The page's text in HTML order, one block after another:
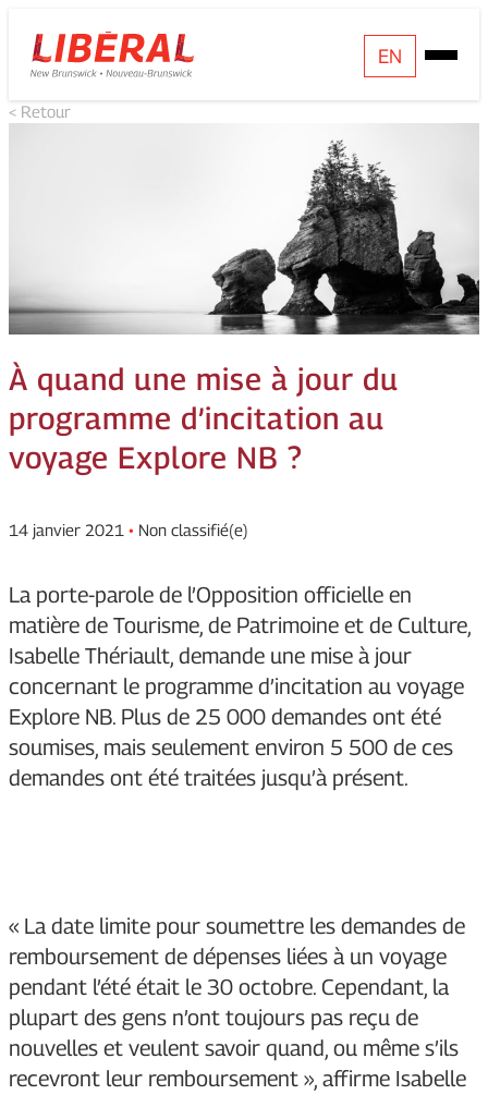
Skip
to
content
Homepage
Link
EN
Open
Mobile
Menu
< Retour
À quand une mise à jour du
programme d’incitation au
voyage Explore NB ?
14 janvier 2021 • Non classifié(e)
La porte-parole de l’Opposition officielle en
matière de Tourisme, de Patrimoine et de Culture,
Isabelle Thériault, demande une mise à jour
concernant le programme d’incitation au voyage
Explore NB. Plus de 25 000 demandes ont été
soumises, mais seulement environ 5 500 de ces
demandes ont été traitées jusqu’à présent.
« La date limite pour soumettre les demandes de
remboursement de dépenses liées à un voyage
pendant l’été était le 30 octobre. Cependant, la
plupart des gens n’ont toujours pas reçu de
nouvelles et veulent savoir quand, ou même s’ils
recevront leur remboursement », affirme Isabelle